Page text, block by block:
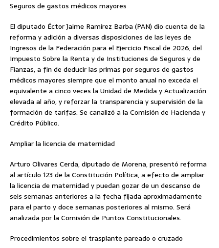
Seguros de gastos médicos mayores
El diputado Éctor Jaime Ramírez Barba (PAN) dio cuenta de la
reforma y adición a diversas disposiciones de las leyes de
Ingresos de la Federación para el Ejercicio Fiscal de 2026, del
Impuesto Sobre la Renta y de Instituciones de Seguros y de
Fianzas, a fin de deducir las primas por seguros de gastos
médicos mayores siempre que el monto anual no exceda el
equivalente a cinco veces la Unidad de Medida y Actualización
elevada al año, y reforzar la transparencia y supervisión de la
formación de tarifas. Se canalizó a la Comisión de Hacienda y
Crédito Público.
Ampliar la licencia de maternidad
Arturo Olivares Cerda, diputado de Morena, presentó reforma
al artículo 123 de la Constitución Política, a efecto de ampliar
la licencia de maternidad y puedan gozar de un descanso de
seis semanas anteriores a la fecha fijada aproximadamente
para el parto y doce semanas posteriores al mismo. Será
analizada por la Comisión de Puntos Constitucionales.
Procedimientos sobre el trasplante pareado o cruzado